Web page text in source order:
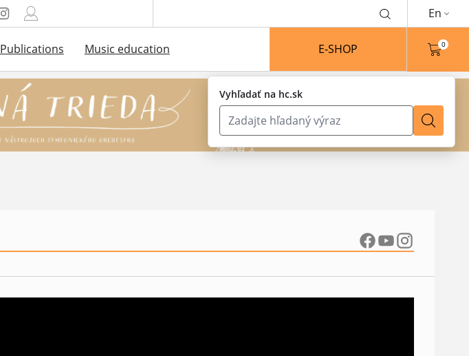
Vyhľadať na hc.sk
En
Publications Music education E-SHOP 0